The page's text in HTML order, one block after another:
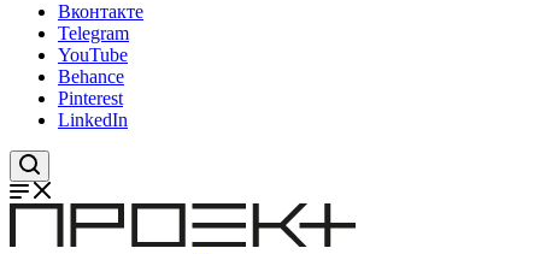
Вконтакте
Telegram
YouTube
Behance
Pinterest
LinkedIn